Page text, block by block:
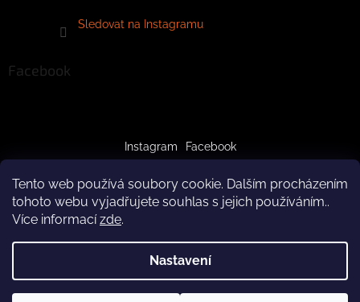
Tento web používá soubory cookie. Dalším procházením
tohoto webu vyjadřujete souhlas s jejich používáním..
Více informacízde.
Nastavení
Sledovat na Instagramu
Facebook
Instagram Facebook
crazypaws.cz